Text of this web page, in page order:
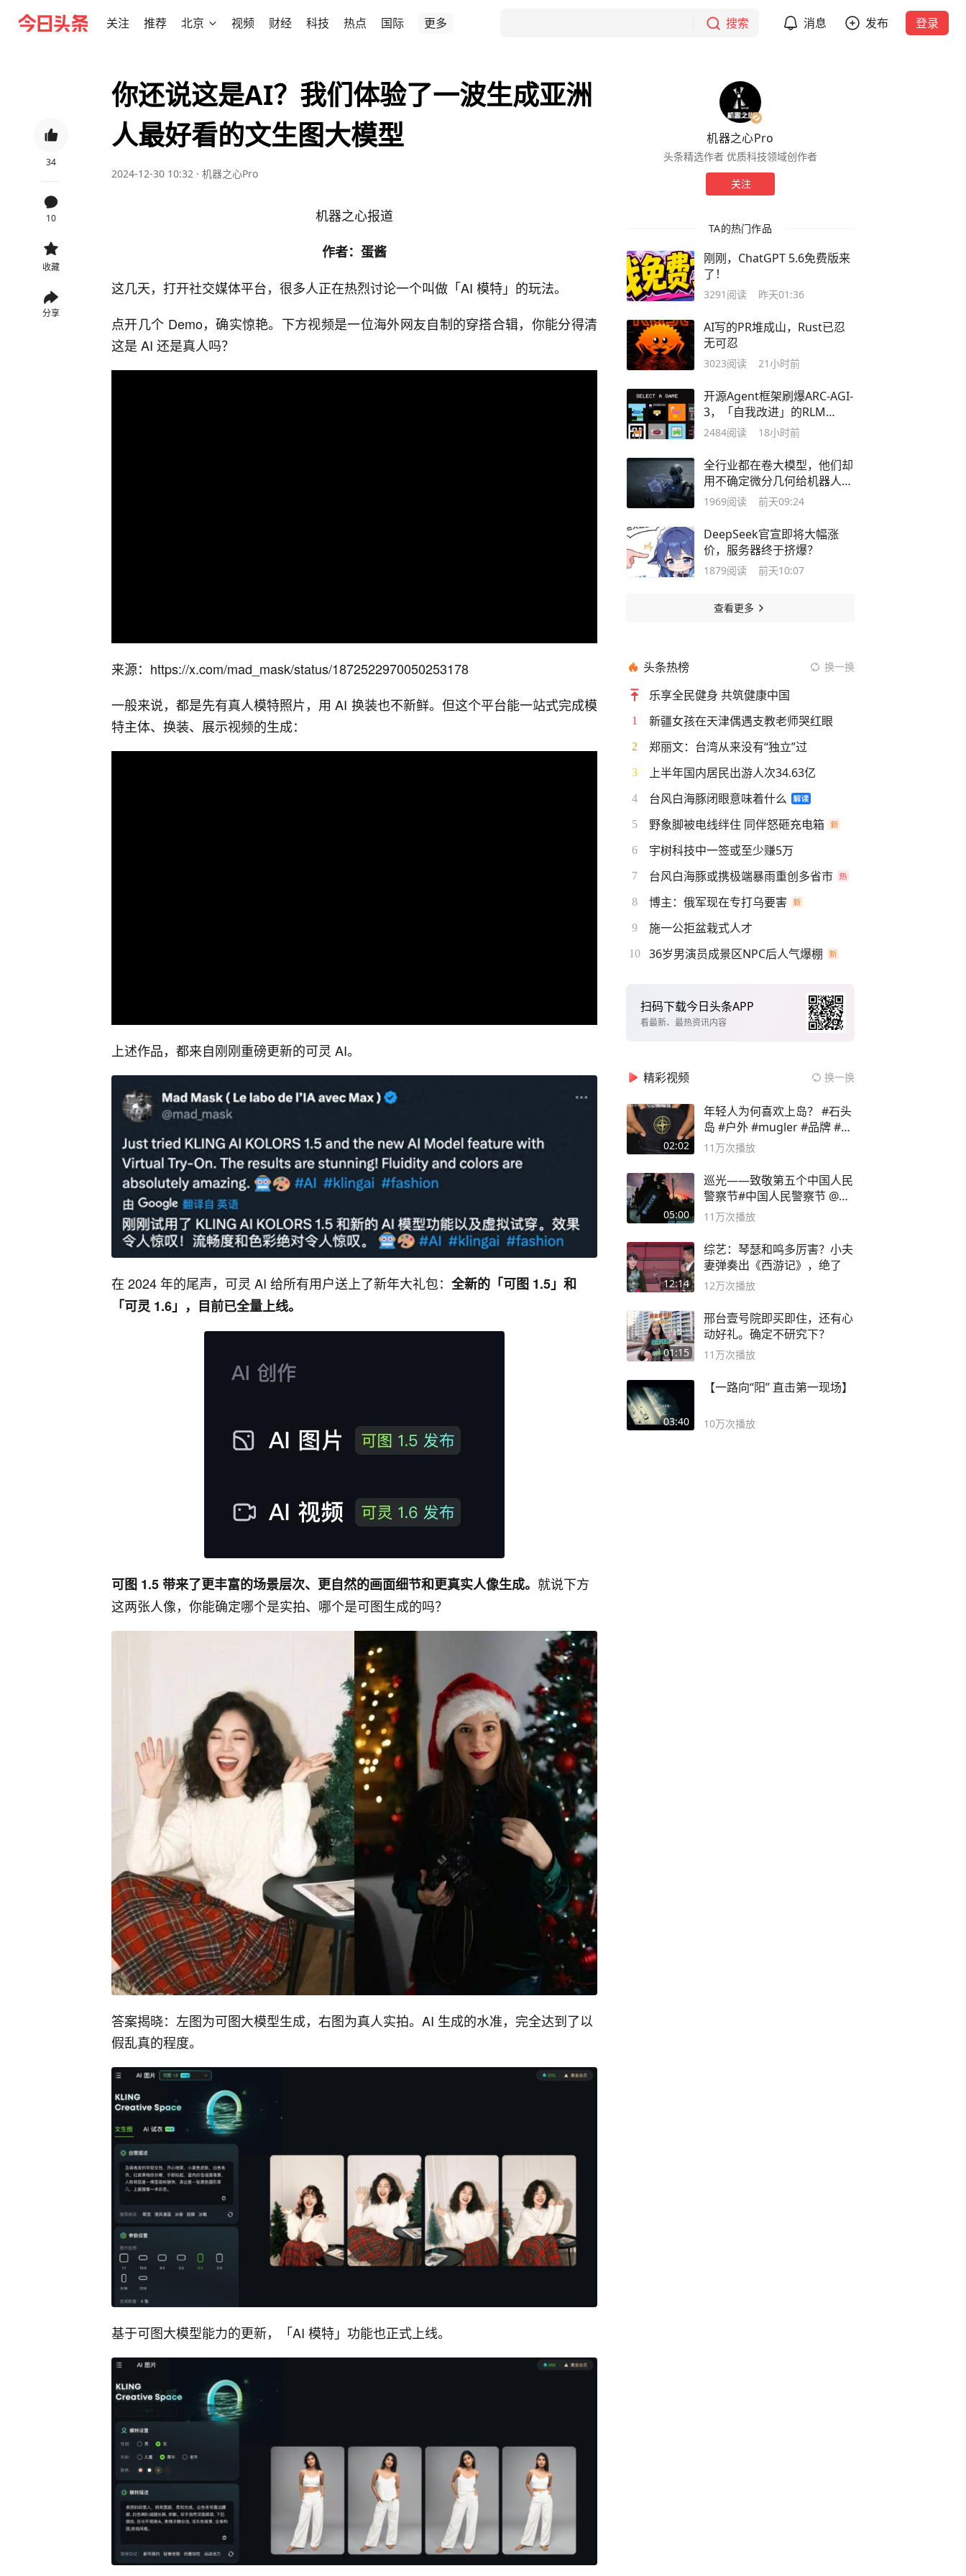
关注 推荐 北京 视频 财经 科技 热点 国际 更多 搜索 消息 发布 登录
34
10
收藏
分享
你还说这是AI？我们体验了一波生成亚洲
人最好看的文生图大模型
2024-12-30 10:32 · 机器之心Pro
机器之心报道
作者：蛋酱
这几天，打开社交媒体平台，很多人正在热烈讨论一个叫做「AI 模特」的玩法。
点开几个 Demo，确实惊艳。下方视频是一位海外网友自制的穿搭合辑，你能分得清
这是 AI 还是真人吗？
来源：https://x.com/mad_mask/status/1872522970050253178
一般来说，都是先有真人模特照片，用 AI 换装也不新鲜。但这个平台能一站式完成模
特主体、换装、展示视频的生成：
上述作品，都来自刚刚重磅更新的可灵 AI。
在 2024 年的尾声，可灵 AI 给所有用户送上了新年大礼包： 全新的「可图 1.5」和
「可灵 1.6」，目前已全量上线。
可图 1.5 带来了更丰富的场景层次、更自然的画面细节和更真实人像生成。 就说下方
这两张人像，你能确定哪个是实拍、哪个是可图生成的吗？
答案揭晓：左图为可图大模型生成，右图为真人实拍。AI 生成的水准，完全达到了以
假乱真的程度。
基于可图大模型能力的更新，「AI 模特」功能也正式上线。
机器之心Pro
头条精选作者 优质科技领域创作者
关注
TA的热门作品
刚刚，ChatGPT 5.6免费版来
了！
3291 阅读 昨天01:36
AI写的PR堆成山，Rust已忍
无可忍
3023阅读 21小时前
开源Agent框架刷爆ARC-AGI-
3，「自我改进」的RLM
harness引争议
2484阅读 18小时前
全行业都在卷大模型，他们却
用不确定微分几何给机器人做
了个大脑
1969阅读 前天09:24
DeepSeek官宣即将大幅涨
价，服务器终于挤爆？
1879阅读 前天10:07
查看更多
头条热榜 换一换
乐享全民健身 共筑健康中国
1 新疆女孩在天津偶遇支教老师哭红眼
2 郑丽文：台湾从来没有“独立”过
3 上半年国内居民出游人次34.63亿
4 台风白海豚闭眼意味着什么
5 野象脚被电线绊住 同伴怒砸充电箱
6 宇树科技中一签或至少赚5万
7 台风白海豚或携极端暴雨重创多省市
8 博主：俄军现在专打乌要害
9 施一公拒盆栽式人才
10 36岁男演员成景区NPC后人气爆棚
扫码下载今日头条APP
看最新、最热资讯内容
精彩视频 换一换
02:02
年轻人为何喜欢上岛？ #石头
岛 #户外 #mugler #品牌 #足
球流氓
11万次播放
05:00
巡光——致敬第五个中国人民
警察节#中国人民警察节 @抖
音小助手
11万次播放
12:14
综艺：琴瑟和鸣多厉害？小夫
妻弹奏出《西游记》，绝了
12万次播放
01:15
邢台壹号院即买即住，还有心
动好礼。确定不研究下？
11万次播放
03:40
【一路向“阳” 直击第一现场】
10万次播放